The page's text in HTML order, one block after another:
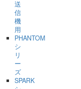
送
信
機
用
PHANTOM
シ
リ
ー
ズ
SPARK